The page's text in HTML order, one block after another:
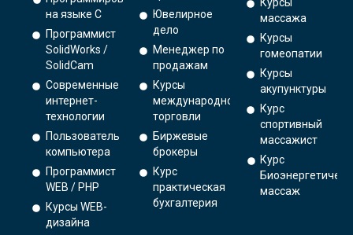
на языке С
Программист
SolidWorks /
SolidCam
Современные
интернет-
технологии
Пользователь
компьютера
Программист
WEB / PHP
Курсы WEB-
дизайна
Ювелирное
дело
Менеджер по
продажам
Курсы
международной
торговли
Биржевые
брокеры
Курс
практическая
бухгалтерия
Курсы
массажа
Курсы
гомеопатии
Курсы
акупунктуры
Курс
спортивный
массажист
Курс
массаж